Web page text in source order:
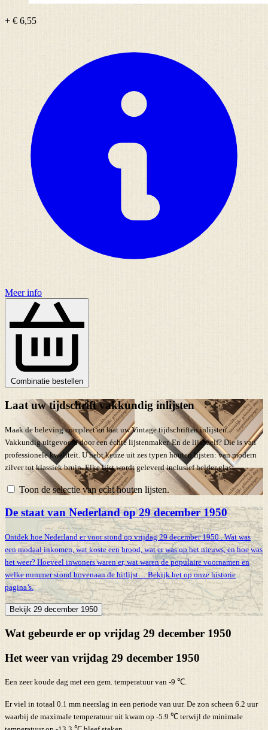
+ € 6,55
Meer info
Combinatie bestellen
Laat uw tijdschrift vakkundig inlijsten
Maak de beleving compleet en laat uw Vintage tijdschriften inlijsten.
Vakkundig uitgevoerd door een échte lijstenmaker. En de lijst zelf? Die is van
professionele kwaliteit. U hebt keuze uit zes typen houten lijsten: van modern
zilver tot klassiek bruin. Elke lijst wordt geleverd inclusief helder glas.
Toon de selectie van echt houten lijsten.
De staat van Nederland op 29 december 1950
Ontdek hoe Nederland er voor stond op vrijdag 29 december 1950 . Wat was
een modaal inkomen, wat koste een brood, wat er was op het nieuws, en hoe was
het weer? Hoeveel inwoners waren er, wat waren de populaire voornamen en
welke nummer stond bovenaan de hitlijst… Bekijk het op onze historie
pagina’s.
Bekijk 29 december 1950
Wat gebeurde er op vrijdag 29 december 1950
Het weer van vrijdag 29 december 1950
Een zeer koude dag met een gem. temperatuur van -9 ℃.
Er viel in totaal 0.1 mm neerslag in een periode van uur. De zon scheen 6.2 uur
waarbij de maximale temperatuur uit kwam op -5.9 ℃ terwijl de minimale